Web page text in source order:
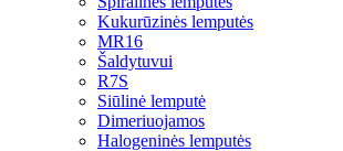
Kukurūzinės lemputės
MR16
Šaldytuvui
R7S
Siūlinė lemputė
Dimeriuojamos
Halogeninės lemputės